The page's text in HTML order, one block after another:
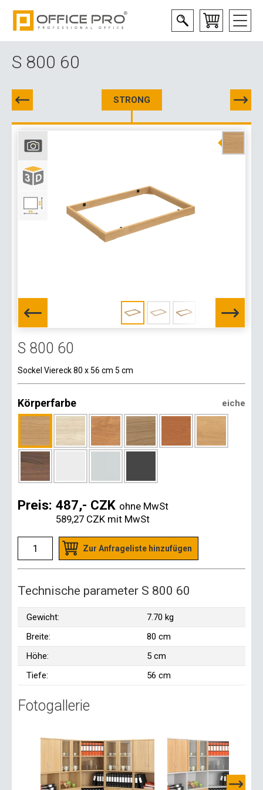
S 800 60
STRONG
S 800 60
Sockel Viereck 80 x 56 cm 5 cm
Körperfarbe eiche
Preis: 487,- CZK ohne MwSt
589,27 CZK mit MwSt
Zur Anfrageliste hinzufügen
Technische parameter S 800 60
Gewicht:
7.70 kg
Breite:
80 cm
Höhe:
5 cm
Tiefe:
56 cm
Fotogallerie